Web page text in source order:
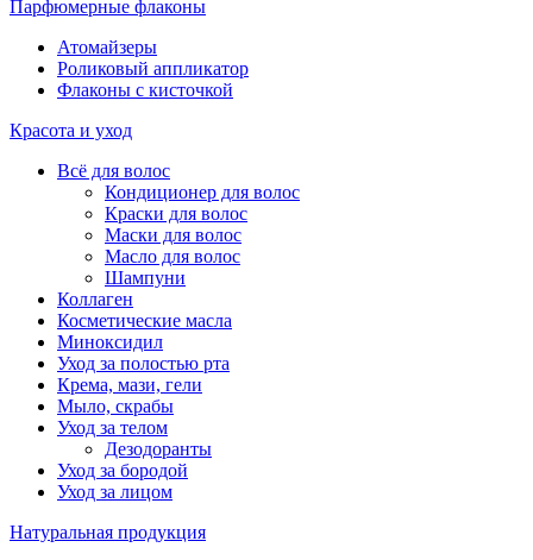
Парфюмерные флаконы
Атомайзеры
Роликовый аппликатор
Флаконы с кисточкой
Красота и уход
Всё для волос
Кондиционер для волос
Краски для волос
Маски для волос
Масло для волос
Шампуни
Коллаген
Косметические масла
Миноксидил
Уход за полостью рта
Крема, мази, гели
Мыло, скрабы
Уход за телом
Дезодоранты
Уход за бородой
Уход за лицом
Натуральная продукция